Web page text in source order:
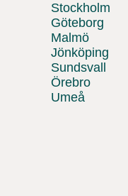
Stockholm
Göteborg
Malmö
Jönköping
Sundsvall
Örebro
Umeå